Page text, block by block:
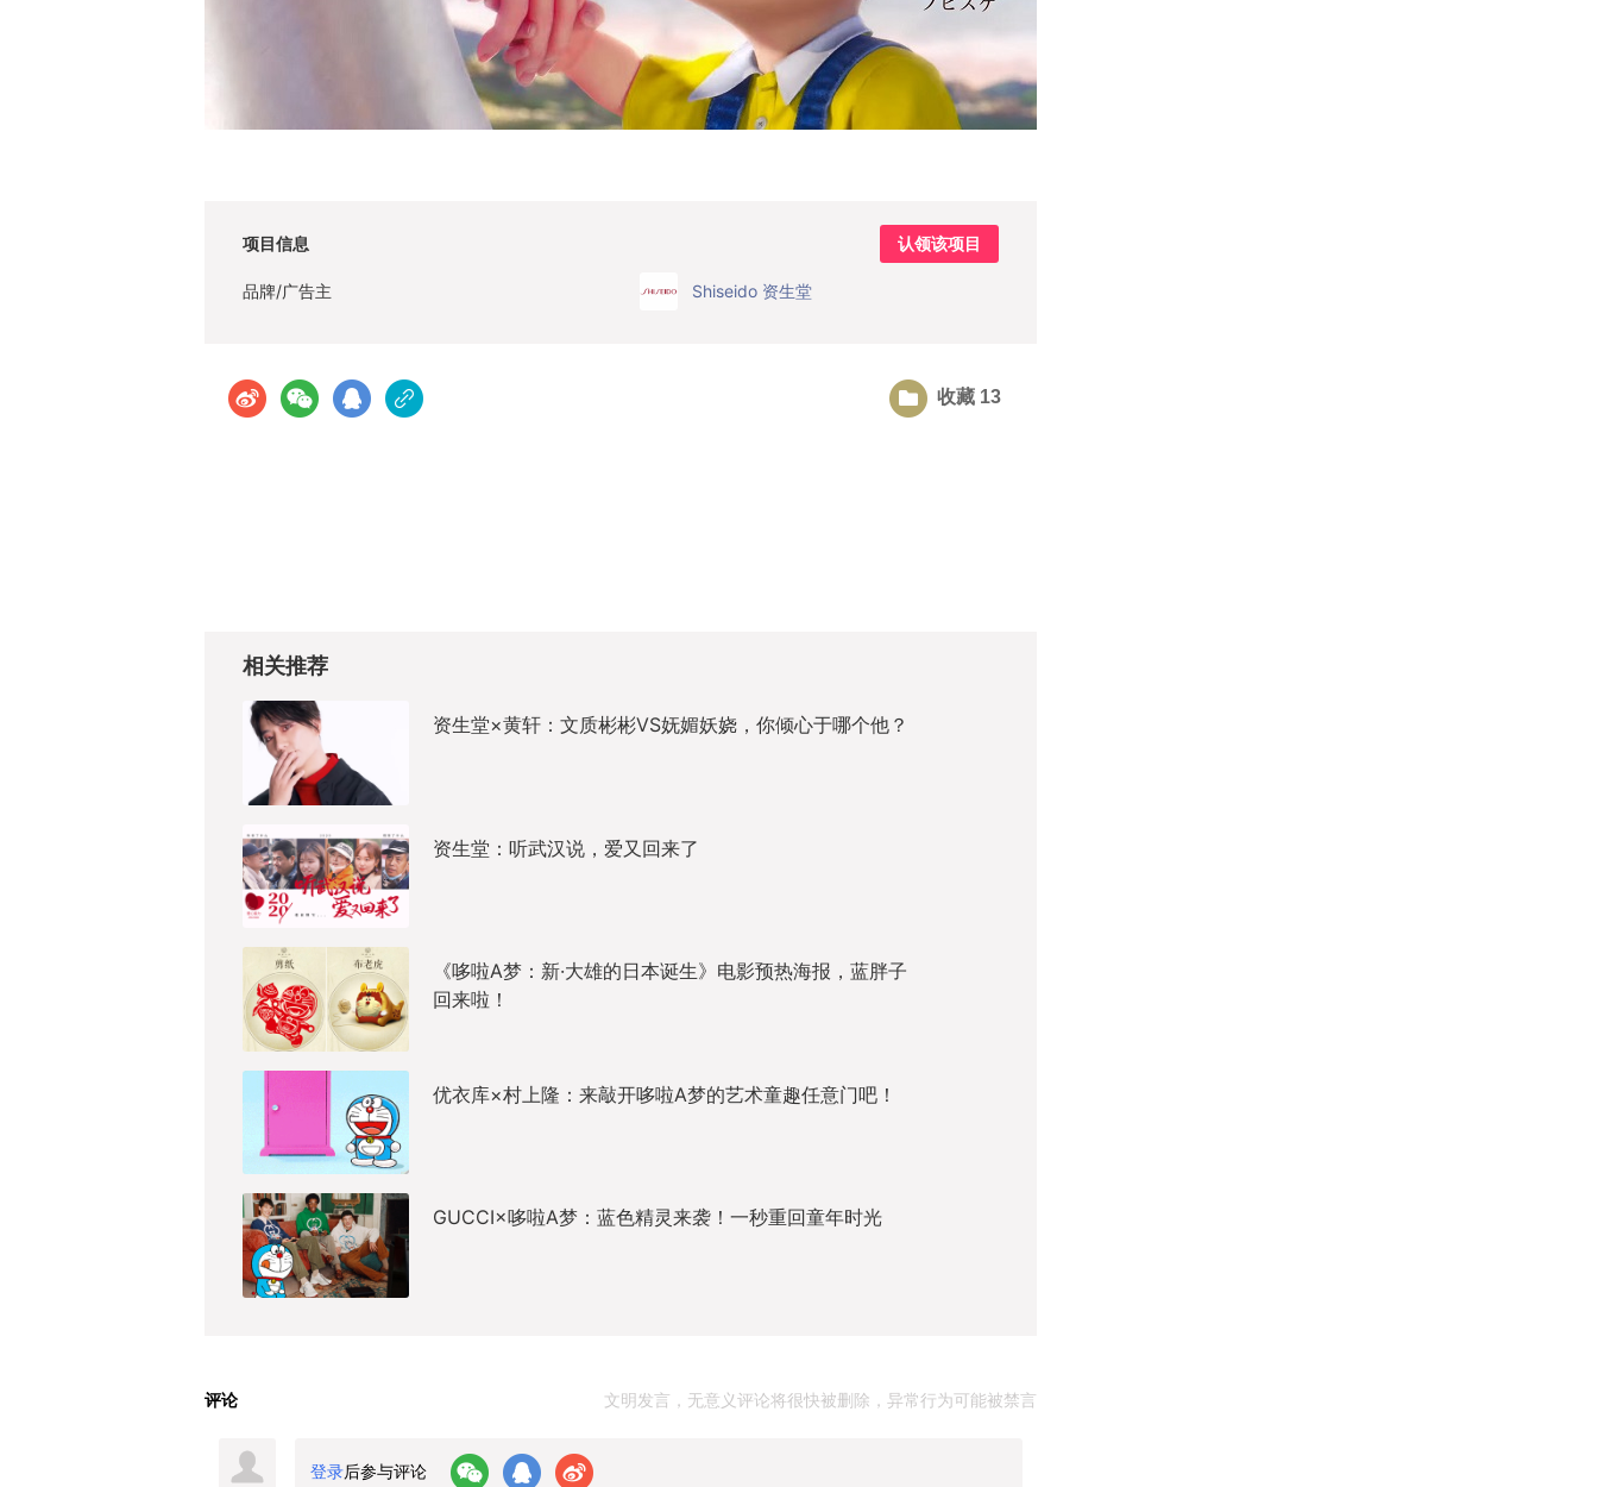
项目信息 认领该项目
品牌/广告主 Shiseido 资生堂
收藏 13
相关推荐
资生堂×黄轩：文质彬彬VS妩媚妖娆，你倾心于哪个他？
资生堂：听武汉说，爱又回来了
《哆啦A梦：新·大雄的日本诞生》电影预热海报，蓝胖子
回来啦！
优衣库×村上隆：来敲开哆啦A梦的艺术童趣任意门吧！
GUCCI×哆啦A梦：蓝色精灵来袭！一秒重回童年时光
评论 文明发言，无意义评论将很快被删除，异常行为可能被禁言
登录后参与评论